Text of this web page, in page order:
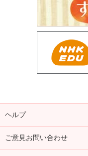
ヘルプ
ご意見お問い合わせ